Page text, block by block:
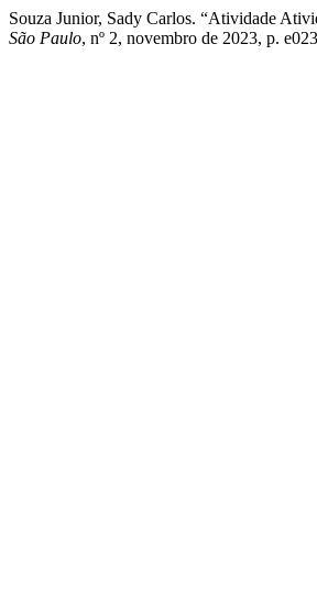
Souza Junior, Sady Carlos. “Atividade
São Paulo, nº 2, novembro de 2023, p.